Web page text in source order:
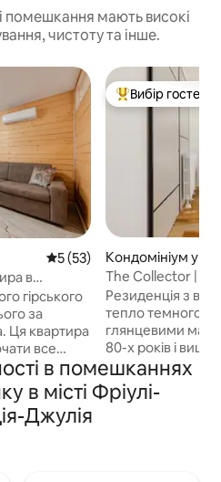
помешкання мають високі
чистоту та інше.
Середня оцінка: 5 з 5,
5 (53)
в
гірського
за
все
із
матеріали
Топ вибір гостей
Вибір гостей
Кондомініум у
The Collector |
Понтероссо
Резиденція з
тепло темного
глянцевими
80-х років і
дизайнерськими
самому центрі
легендарному
в помешканнях
в місті Фріулі-
Джулія